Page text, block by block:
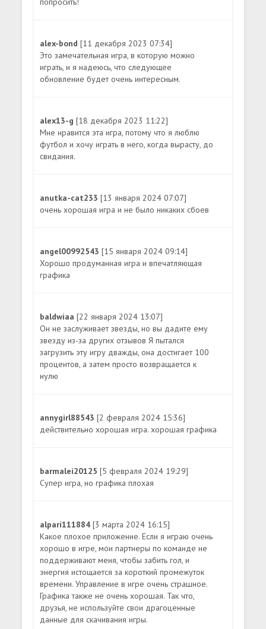
alex-bond[11 декабря 2023 07:34]
Это замечательная игра, в которую можно
играть, и я надеюсь, что следующее
обновление будет очень интересным.
alex13-g[18 декабря 2023 11:22]
Мне нравится эта игра, потому что я люблю
футбол и хочу играть в него, когда вырасту, до
свидания.
anutka-cat233[13 января 2024 07:07]
очень хорошая игра и не было никаких сбоев
angel00992543[15 января 2024 09:14]
Хорошо продуманная игра и впечатляющая
графика
baldwiaa[22 января 2024 13:07]
Он не заслуживает звезды, но вы дадите ему
звезду из-за других отзывов Я пытался
загрузить эту игру дважды, она достигает 100
процентов, а затем просто возвращается к
нулю
annygirl88543[2 февраля 2024 15:36]
действительно хорошая игра. хорошая графика
barmalei20125[5 февраля 2024 19:29]
Супер игра, но графика плохая
alpari111884[3 марта 2024 16:15]
Какое плохое приложение. Если я играю очень
хорошо в игре, мои партнеры по команде не
поддерживают меня, чтобы забить гол, и
энергия истощается за короткий промежуток
времени. Управление в игре очень страшное.
Графика также не очень хорошая. Так что,
друзья, не используйте свои драгоценные
данные для скачивания игры.